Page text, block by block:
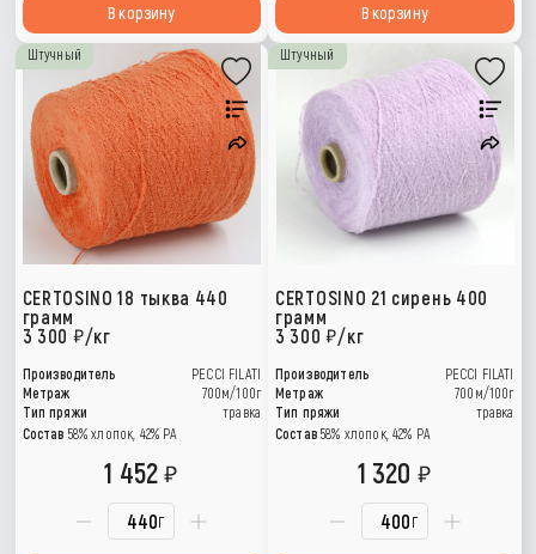
В корзину В корзину
Штучный
CERTOSINO 18 тыква 440
грамм
3 300
/кг
Производитель
PECCI FILATI
Метраж
700м/100г
Тип пряжи
травка
Состав 58% хлопок, 42% РА
г
1 452
Штучный
CERTOSINO 21 сирень 400
грамм
3 300 /кг
Производитель
PECCI FILATI
Метраж
700м/100г
Тип пряжи
травка
Состав 58% хлопок, 42% РА
г
1 320